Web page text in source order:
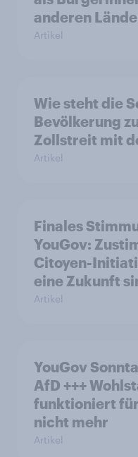
anderen
Artikel
Wie steht die
Bevölkerung
Zollstreit mit
Artikel
Finales
YouGov:
Citoyen-
eine Zukunft
Artikel
YouGov
AfD +++
funktioniert
nicht mehr
Artikel